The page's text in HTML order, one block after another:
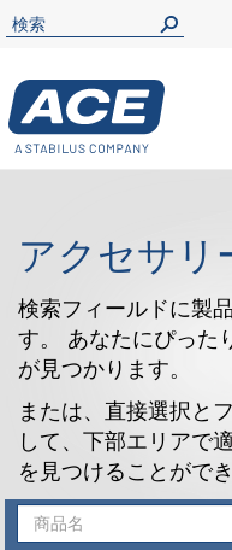
アクセサリ
検索フィールドに製
す。 あなたにぴった
が見つかります。
または、直接選択と
して、下部エリアで
を見つけることができ